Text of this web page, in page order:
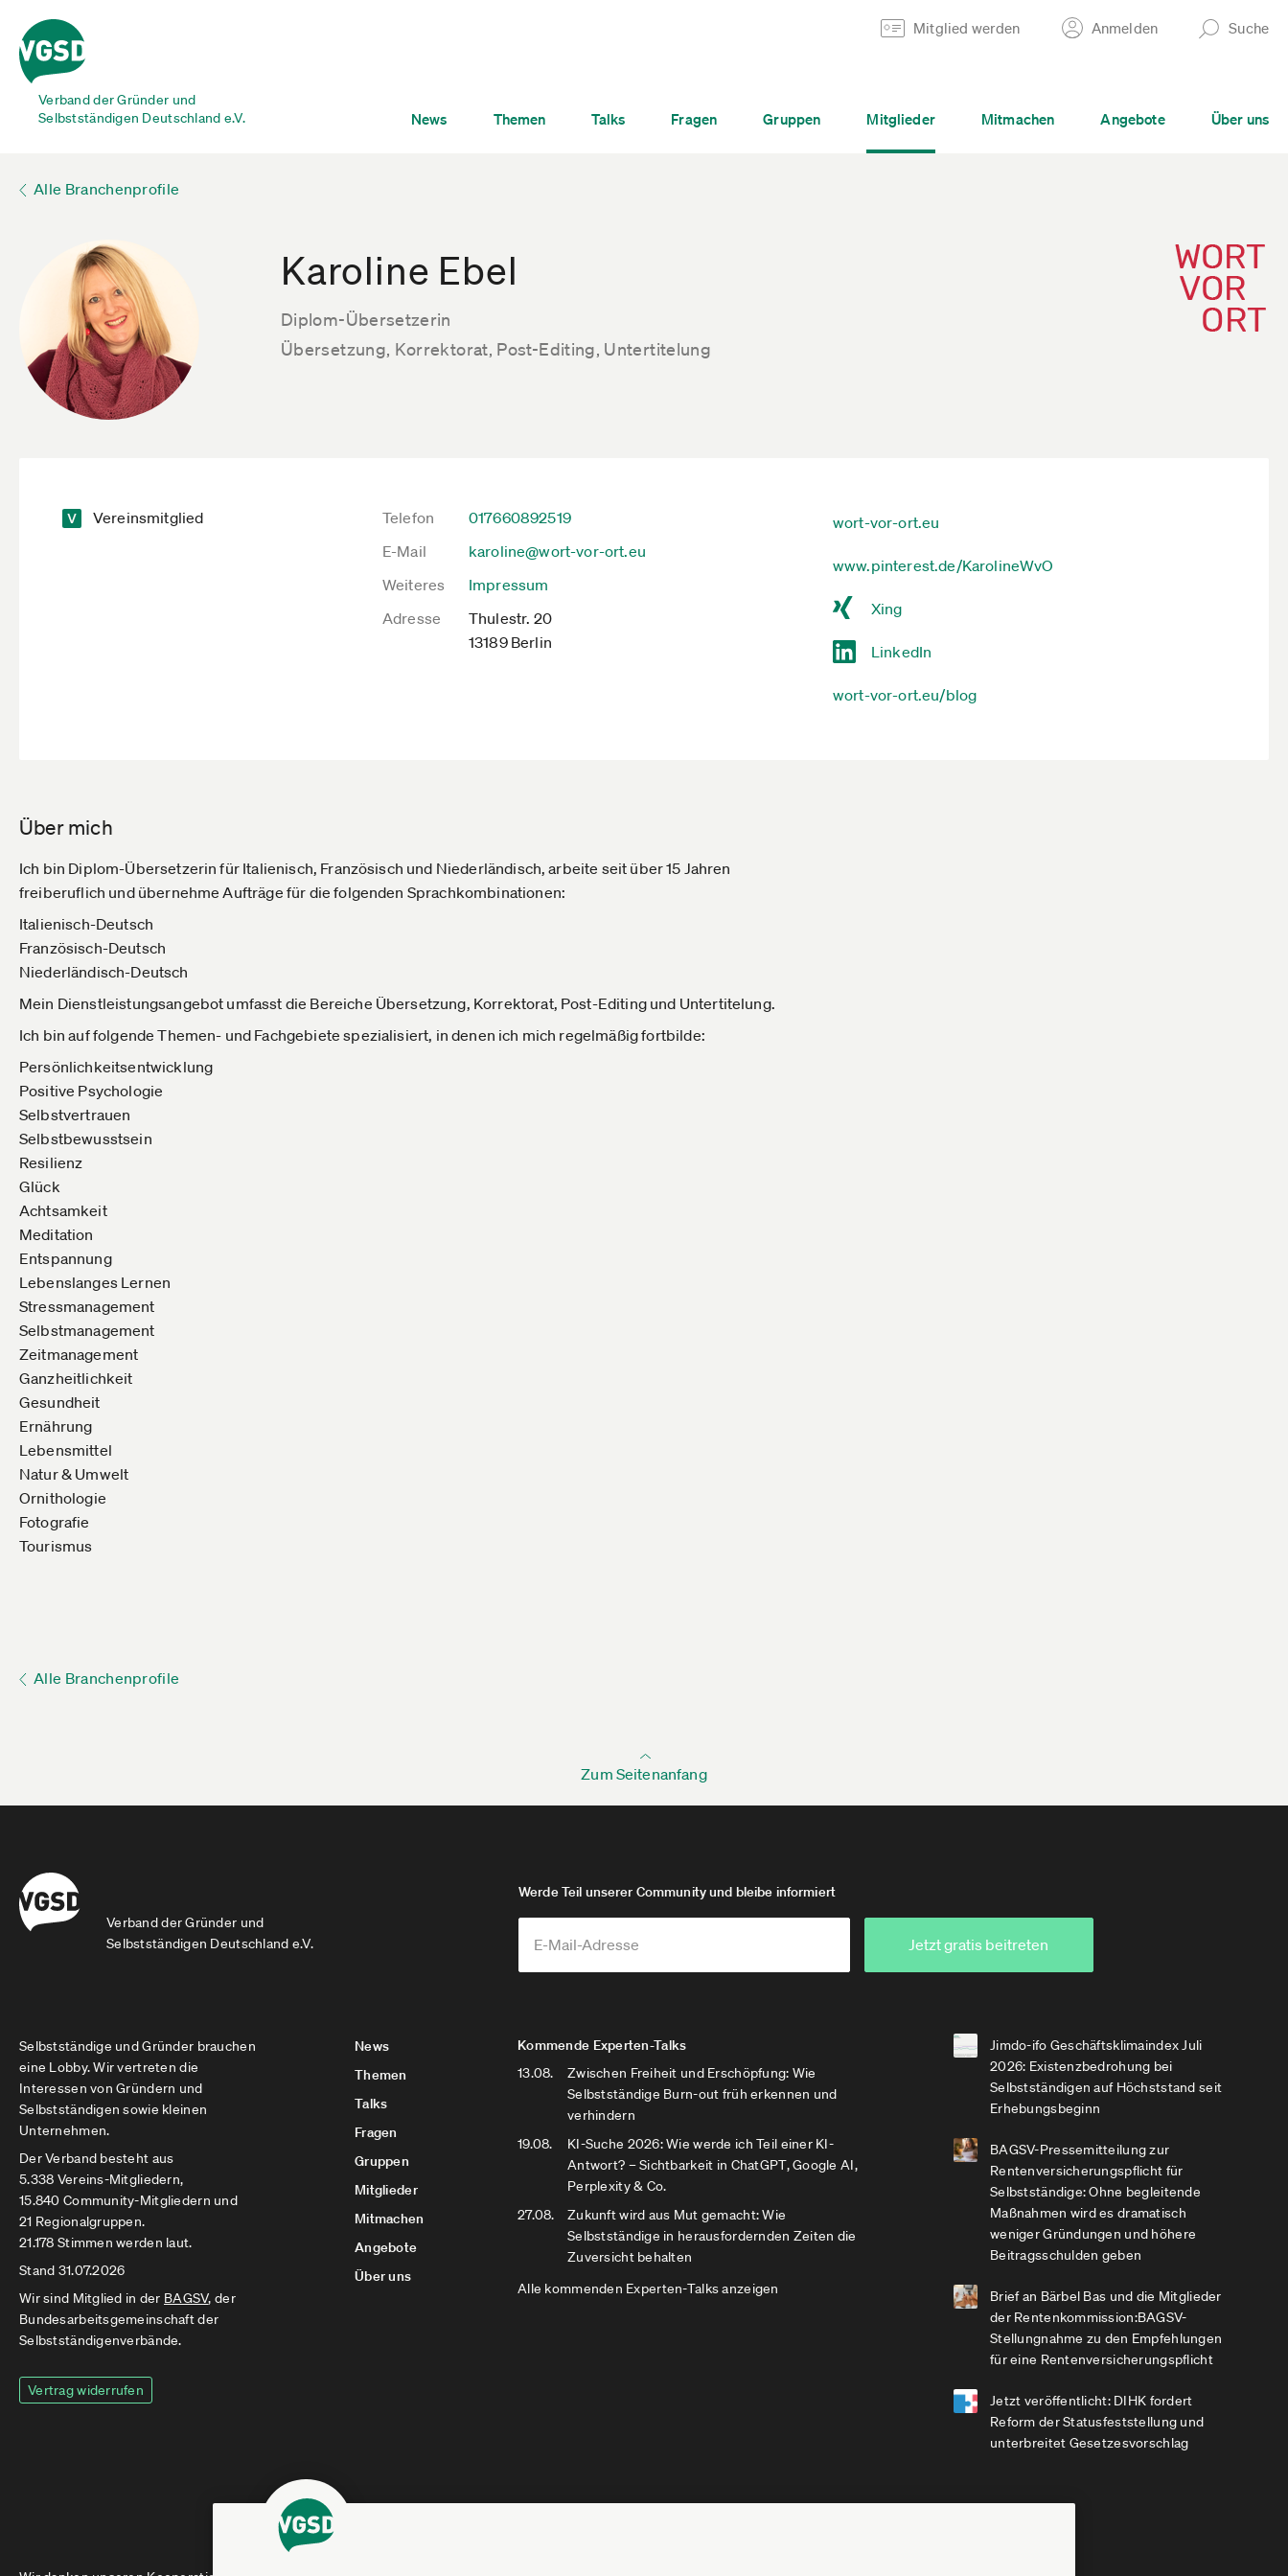
Verband der Gründer und
Selbstständigen Deutschland e.V.
Mitglied werden Anmelden Suche
News Themen Talks Fragen Gruppen Mitglieder Mitmachen Angebote Über uns
Alle Branchenprofile
Karoline Ebel
Diplom-Übersetzerin
Übersetzung, Korrektorat, Post-Editing, Untertitelung
Vereinsmitglied Telefon
017660892519
E-Mail
karoline@wort-vor-ort.eu
Weiteres
Impressum
Adresse
Thulestr. 20
13189 Berlin
wort-vor-ort.eu
www.pinterest.de/KarolineWvO
Xing
LinkedIn
wort-vor-ort.eu/blog
Über mich
Ich bin Diplom-Übersetzerin für Italienisch, Französisch und Niederländisch, arbeite seit über 15 Jahren
freiberuflich und übernehme Aufträge für die folgenden Sprachkombinationen:
Italienisch-Deutsch
Französisch-Deutsch
Niederländisch-Deutsch
Mein Dienstleistungsangebot umfasst die Bereiche Übersetzung, Korrektorat, Post-Editing und Untertitelung.
Ich bin auf folgende Themen- und Fachgebiete spezialisiert, in denen ich mich regelmäßig fortbilde:
Persönlichkeitsentwicklung
Positive Psychologie
Selbstvertrauen
Selbstbewusstsein
Resilienz
Glück
Achtsamkeit
Meditation
Entspannung
Lebenslanges Lernen
Stressmanagement
Selbstmanagement
Zeitmanagement
Ganzheitlichkeit
Gesundheit
Ernährung
Lebensmittel
Natur & Umwelt
Ornithologie
Fotografie
Tourismus
Alle Branchenprofile
Zum Seitenanfang
Verband der Gründer und
Selbstständigen Deutschland e.V.
Werde Teil unserer Community und bleibe informiert
Jetzt gratis beitreten
Selbstständige und Gründer brauchen
eine Lobby. Wir vertreten die
Interessen von Gründern und
Selbstständigen sowie kleinen
Unternehmen.
Der Verband besteht aus
5.338 Vereins-Mitgliedern,
15.840 Community-Mitgliedern und
21 Regionalgruppen.
21.178 Stimmen werden laut.
Stand 31.07.2026
Wir sind Mitglied in der BAGSV, der
Bundesarbeitsgemeinschaft der
Selbstständigenverbände.
Vertrag widerrufen
News
Themen
Talks
Fragen
Gruppen
Mitglieder
Mitmachen
Angebote
Über uns
Kommende Experten-Talks
13.08.
Zwischen Freiheit und Erschöpfung: Wie
Selbstständige Burn-out früh erkennen und
verhindern
19.08.
KI-Suche 2026: Wie werde ich Teil einer KI-
Antwort? – Sichtbarkeit in ChatGPT, Google AI,
Perplexity & Co.
27.08.
Zukunft wird aus Mut gemacht: Wie
Selbstständige in herausfordernden Zeiten die
Zuversicht behalten
Alle kommenden Experten-Talks anzeigen
Jimdo-ifo Geschäftsklimaindex Juli
2026: Existenzbedrohung bei
Selbstständigen auf Höchststand seit
Erhebungsbeginn
BAGSV-Pressemitteilung zur
Rentenversicherungspflicht für
Selbstständige: Ohne begleitende
Maßnahmen wird es dramatisch
weniger Gründungen und höhere
Beitragsschulden geben
Brief an Bärbel Bas und die Mitglieder
der Rentenkommission:BAGSV-
Stellungnahme zu den Empfehlungen
für eine Rentenversicherungspflicht
Jetzt veröffentlicht: DIHK fordert
Reform der Statusfeststellung und
unterbreitet Gesetzesvorschlag